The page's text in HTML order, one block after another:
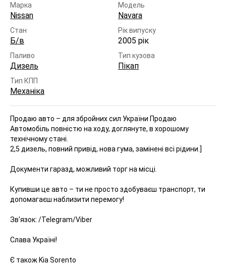
Марка
Nissan
Модель
Navara
Стан
Б/в
Рік випуску
2005 рік
Паливо
Дизель
Тип кузова
Пікап
Тип КПП
Механіка
Продаю авто – для збройних сил України Продаю
Автомобіль повністю на ходу, доглянуте, в хорошому
технічному стані.
2,5 дизель, повний привід, нова гума, замінені всі рідини.]
Документи гаразд, можливий торг на місці.
Купивши це авто – ти не просто здобуваєш транспорт, ти
допомагаєш наблизити перемогу!
Зв'язок: /Telegram/Viber
Слава Україні!
Є також Kia Sorento